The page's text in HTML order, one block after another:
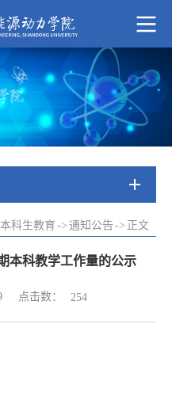
本科生教育 -> 通知公告 -> 正文
本科教学工作量的公示
点击数： 254